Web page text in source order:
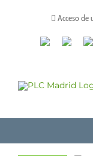
Acceso de
Canales
una